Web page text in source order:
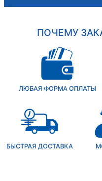
ПОЧЕМУ
ЛЮБАЯ ФОРМА ОПЛАТЫ
БЫСТРАЯ ДОСТАВКА